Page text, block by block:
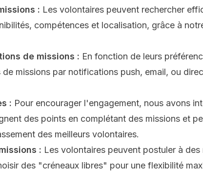
: Les volontaires peuvent rechercher
compétences et localisation, grâce à
de missions : En fonction de leurs
missions par notifications push, email, ou
: Pour encourager l'engagement, nous avons
des points en complétant des missions et
des meilleurs volontaires.
: Les volontaires peuvent postuler à
des "créneaux libres" pour une flexibilité